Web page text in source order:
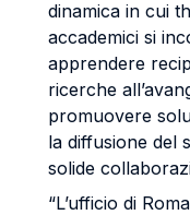
dinamica in cui
accademici si
apprendere
ricerche
promuovere
la diffusione del
solide
“L’ufficio di